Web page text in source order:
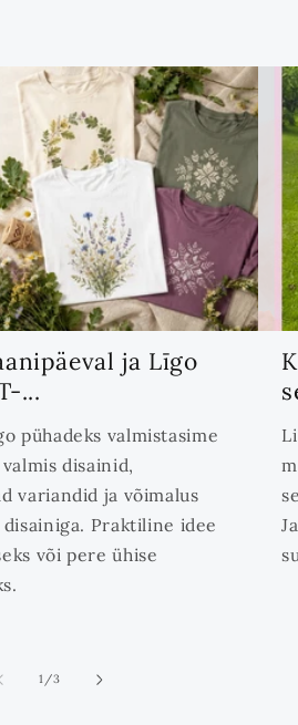
ja Līgo
...
pühadeks valmistasime
disainid,
variandid ja võimalus
Praktiline idee
või pere ühise
1 /ei
3